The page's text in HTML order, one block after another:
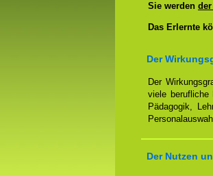
Sie werden
Das Erlernte
Der
Der
viele berufliche
Pädagogik,
Der Nutzen